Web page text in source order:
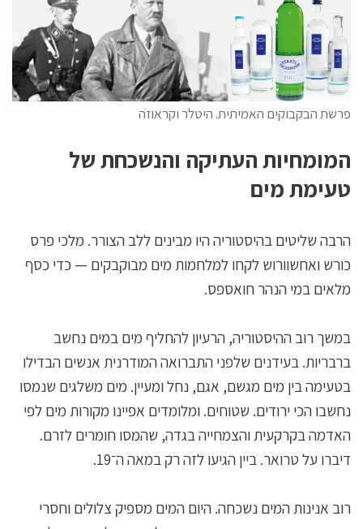
פרשת הבקבוקים האמיתית. היטלר וקראוזה
המומחיות העתיקה והנשכחת של
טעימת מים
הרבה שליטים בהיסטוריה היו מבינים ללב הצורר. מלכי פרס
כורש ואחשוורוש לקחו למלחמות מים מבוקבקים — כדי כסף
מלאים במי הנהר חואספס.
במשך רוב ההיסטוריה, הרעיון להחליף מים במים נחשב
ברבריות. בעידנים שלפני התברואה המודרנית אנשים הבדילו
בטעימה בין מים מגשם, אגם, נחל ומעיין. מים משלגים שנמסו
נחשבו הכי ירודים. שטוחים. ומלומדים אפיינו מקורות מים לפי
האדמה בקרקעית והצמחייה בגדה, שהמסו חומרים לזרם.
דיברו על טרואר. ביין הגיעו לזה רק במאה ה־19.
רוב אנינות המים נשכחה. היום המים מספיק צלולים וחסרי